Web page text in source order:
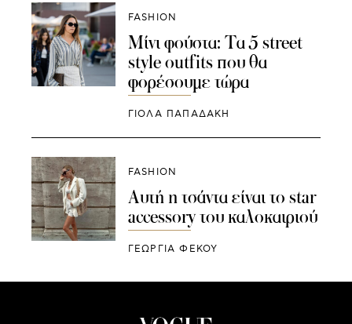
FASHION
Mίνι φούστα: Τα 5 street
style outfits που θα
φορέσουμε τώρα
ΓΙΌΛΑ ΠΑΠΑΔΆΚΗ
FASHION
Αυτή η τσάντα είναι το star
accessory του καλοκαιριού
ΓΕΩΡΓΙΑ ΦΕΚΟΥ